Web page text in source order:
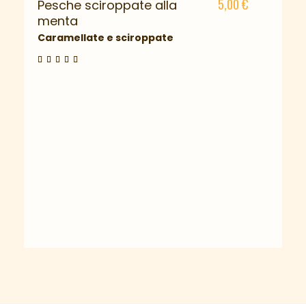
Pesche sciroppate alla
menta
Caramellate e sciroppate
5,00€